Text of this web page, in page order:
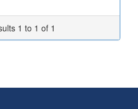
1 to 1 of 1